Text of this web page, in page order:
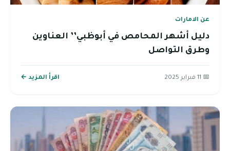
عن الامارات
دليل أشهر المحامص في أبوظبي’’ العناوين
وطرق التواصل
📅 11 فبراير 2025 اقرأ المزيد ←